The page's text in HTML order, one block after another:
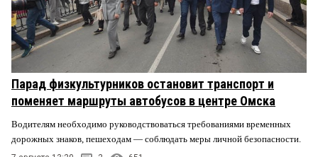
Парад физкультурников остановит транспорт и
поменяет маршруты автобусов в центре Омска
Водителям необходимо руководствоваться требованиями временных
дорожных знаков, пешеходам — соблюдать меры личной безопасности.